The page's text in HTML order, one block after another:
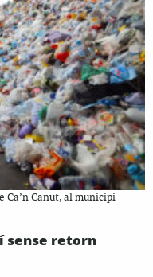
Ca’n Canut, al municipi
sense retorn